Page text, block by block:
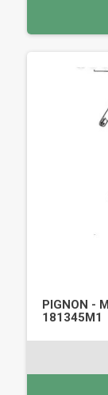
PIGNON -
181345M1